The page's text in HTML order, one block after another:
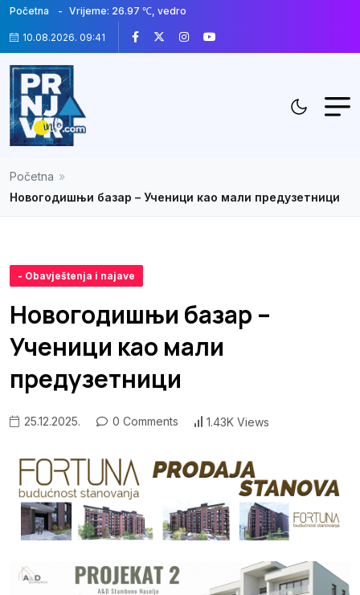
Početna Vrijeme: 26.97 ℃, vedro
10.08.2026. 09:41
Početna »
Новогодишњи базар – Ученици као мали предузетници
- Obavještenja i najave
Новогодишњи базар –
Ученици као мали
предузетници
25.12.2025. 0 Comments 1.43K Views